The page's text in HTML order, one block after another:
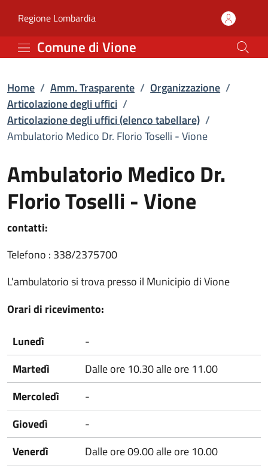
Ambulatorio Medico
Regione Lombardia(apre in un'altra scheda).
Comune di Vione
Home / Amm. Trasparente / Organizzazione /
Articolazione degli uffici /
Articolazione degli uffici (elenco tabellare) /
Ambulatorio Medico Dr. Florio Toselli - Vione
Ambulatorio Medico Dr.
Florio Toselli - Vione
contatti:
Telefono : 338/2375700
L'ambulatorio si trova presso il Municipio di Vione
Orari di ricevimento:
Lunedì
-
Martedì
Dalle ore 10.30 alle ore 11.00
Mercoledì
-
Giovedì
-
Venerdì
Dalle ore 09.00 alle ore 10.00